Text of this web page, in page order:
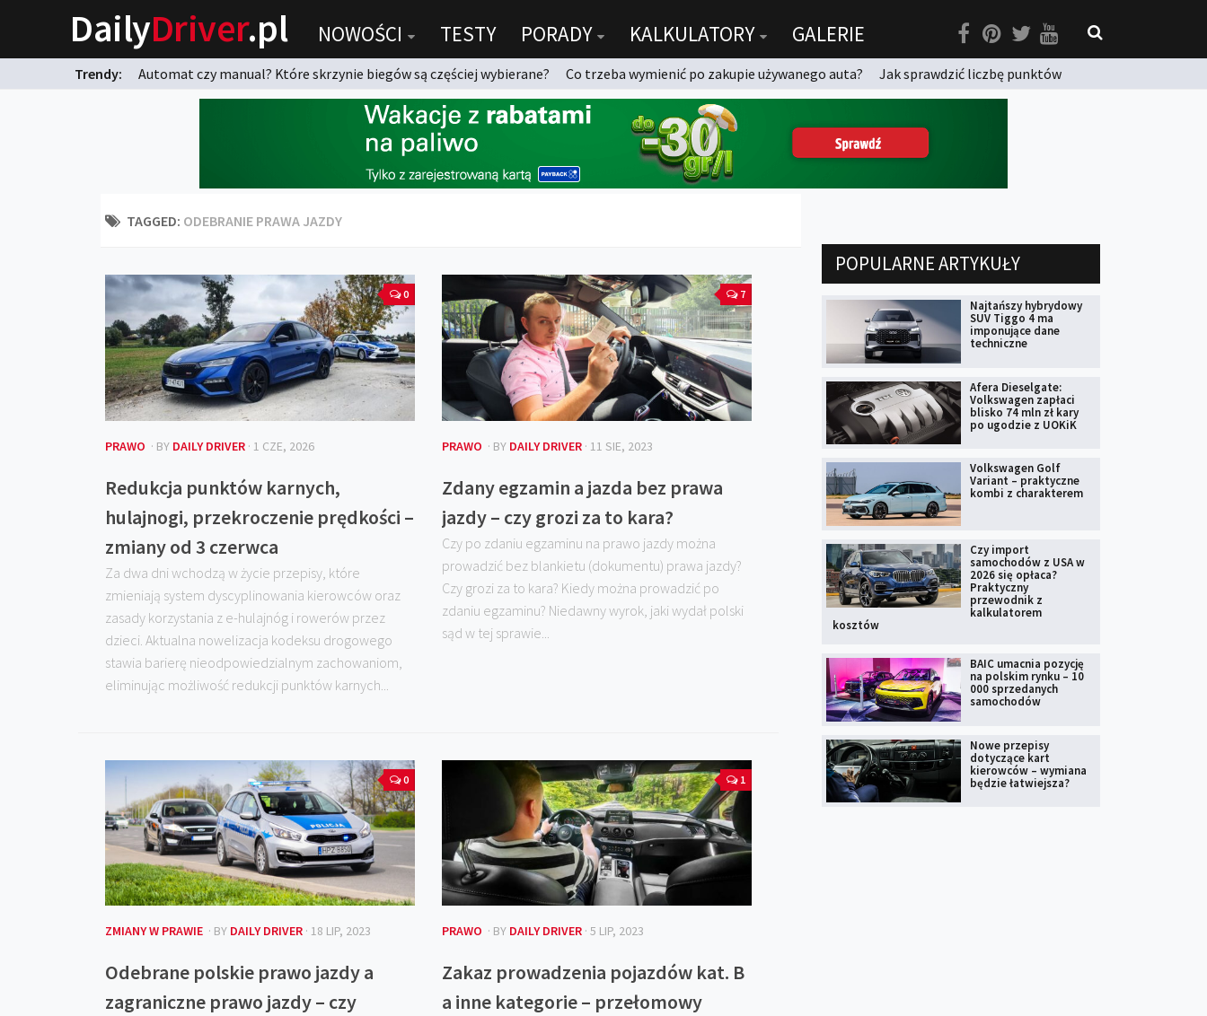
DailyDriver.pl NOWOŚCI TESTY PORADY KALKULATORY GALERIE
Trendy: Automat czy manual? Które skrzynie biegów są częściej wybierane? Co trzeba wymienić po zakupie używanego auta?
Jak sprawdzić liczbę punktów
TAGGED: ODEBRANIE PRAWA JAZDY
0
PRAWO · BY DAILY DRIVER · 1 CZE, 2026
Redukcja punktów karnych,
hulajnogi, przekroczenie prędkości –
zmiany od 3 czerwca
Za dwa dni wchodzą w życie przepisy, które
zmieniają system dyscyplinowania kierowców oraz
zasady korzystania z e-hulajnóg i rowerów przez
dzieci. Aktualna nowelizacja kodeksu drogowego
stawia barierę nieodpowiedzialnym zachowaniom,
eliminując możliwość redukcji punktów karnych...
7
PRAWO · BY DAILY DRIVER · 11 SIE, 2023
Zdany egzamin a jazda bez prawa
jazdy – czy grozi za to kara?
Czy po zdaniu egzaminu na prawo jazdy można
prowadzić bez blankietu (dokumentu) prawa jazdy?
Czy grozi za to kara? Kiedy można prowadzić po
zdaniu egzaminu? Niedawny wyrok, jaki wydał polski
sąd w tej sprawie...
0
ZMIANY W PRAWIE · BY DAILY DRIVER · 18 LIP, 2023
Odebrane polskie prawo jazdy a
zagraniczne prawo jazdy – czy
1
PRAWO · BY DAILY DRIVER · 5 LIP, 2023
Zakaz prowadzenia pojazdów kat. B
a inne kategorie – przełomowy
POPULARNE ARTYKUŁY
Najtańszy hybrydowy
SUV Tiggo 4 ma
imponujące dane
techniczne
Afera Dieselgate:
Volkswagen zapłaci
blisko 74 mln zł kary
po ugodzie z UOKiK
Volkswagen Golf
Variant – praktyczne
kombi z charakterem
Czy import
samochodów z USA w
2026 się opłaca?
Praktyczny
przewodnik z
kalkulatorem
kosztów
BAIC umacnia pozycję
na polskim rynku – 10
000 sprzedanych
samochodów
Nowe przepisy
dotyczące kart
kierowców – wymiana
będzie łatwiejsza?